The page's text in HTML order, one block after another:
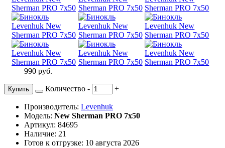
990 руб.
Купить Количество - +
Производитель: Levenhuk
Модель: New Sherman PRO 7x50
Артикул: 84695
Наличие: 21
Готов к отгрузке: 10 августа 2026